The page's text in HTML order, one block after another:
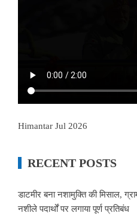
Himantar Jul 2026
RECENT POSTS
डाटमीर बना नशामुक्ति की मिसाल,
नशीले पदार्थों पर लगाया पूर्ण प्रतिबंध